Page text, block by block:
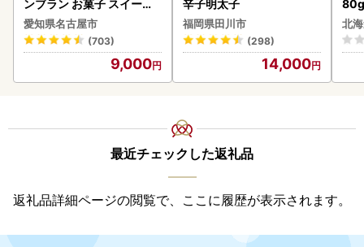
ンブラン お菓子 スイーツ
デザート モンブラン 人気
愛知県名古屋市
(703)
9,000
辛子明太子
福岡県田川市
(298)
14,000
ク
く
道
北
最近チェックした返礼品
返礼品詳細ページの閲覧で、ここに履歴が表示されます。